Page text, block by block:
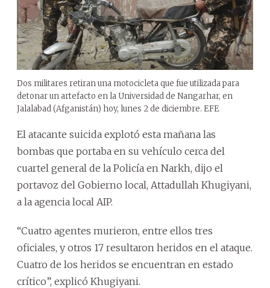
Dos militares retiran una motocicleta que fue utilizada para
detonar un artefacto en la Universidad de Nangarhar, en
Jalalabad (Afganistán) hoy, lunes 2 de diciembre. EFE
El atacante suicida explotó esta mañana las
bombas que portaba en su vehículo cerca del
cuartel general de la Policía en Narkh, dijo el
portavoz del Gobierno local, Attadullah Khugiyani,
a la agencia local AIP.
“Cuatro agentes murieron, entre ellos tres
oficiales, y otros 17 resultaron heridos en el ataque.
Cuatro de los heridos se encuentran en estado
crítico”, explicó Khugiyani.